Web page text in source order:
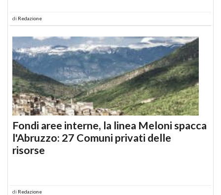
di Redazione
Fondi aree interne, la linea Meloni spacca
l'Abruzzo: 27 Comuni privati delle
risorse
di Redazione